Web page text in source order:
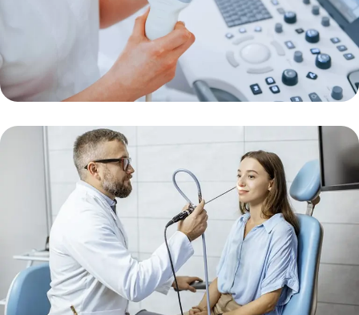
Echoskopija
Skaityti plačiau